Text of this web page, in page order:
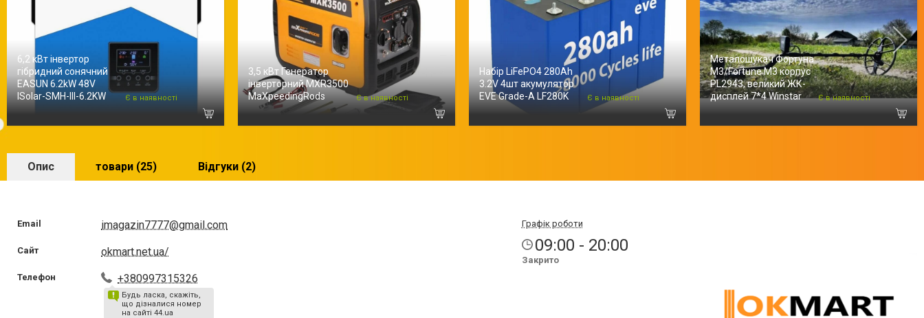
6,2 кВт інвертор
гібридний сонячний
EASUN 6.2kW 48V
ISolar-SMH-III-6.2KW
Є в наявності
3,5 кВт Генератор
інверторний MXR3500
MaXpeedingRods
Є в наявності
Набір LiFePO4 280Ah
3.2V 4шт акумулятор
EVE Grade-A LF280K
Є в наявності
Металошукач Фортуна
М3/Fortune M3 корпус
PL2943, великий ЖК-
дисплей 7*4 Winstar
Є в наявності
Опис товари (25) Відгуки (2)
Email imagazin7777@gmail.com
Сайт okmart.net.ua/
Телефон +380997315326
Будь ласка, скажіть,
що дізналися номер
на сайті 44.ua
Графік роботи
09:00 - 20:00
Закрито